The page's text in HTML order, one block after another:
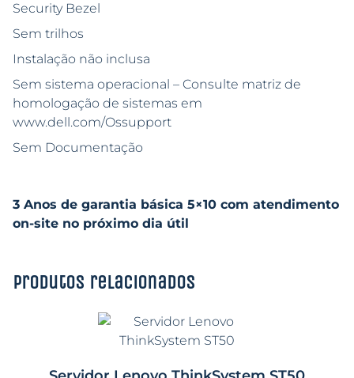
Security Bezel
Sem trilhos
Instalação não inclusa
Sem sistema operacional – Consulte matriz de
homologação de sistemas em
www.dell.com/Ossupport
Sem Documentação
3 Anos de garantia básica 5×10 com atendimento
on-site no próximo dia útil
Produtos relacionados